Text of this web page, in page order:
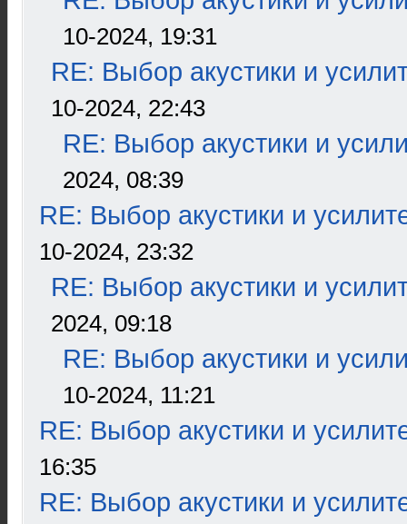
10-2024, 19:31
RE: Выбор акустики и
10-2024, 22:43
RE: Выбор акустики и
2024, 08:39
RE: Выбор акустики и
10-2024, 23:32
RE: Выбор акустики и
2024, 09:18
RE: Выбор акустики и
10-2024, 11:21
RE: Выбор акустики и
16:35
RE: Выбор акустики и